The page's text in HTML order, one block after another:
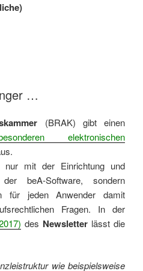
…
(BRAK) gibt einen
elektronischen
mit der Einrichtung und
beA-Software, sondern
für jeden Anwender damit
Fragen. In der
des Newsletter lässt die
wie beispielsweise